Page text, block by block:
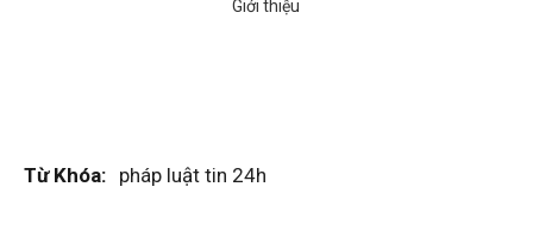
Từ Khóa: pháp luật tin 24h